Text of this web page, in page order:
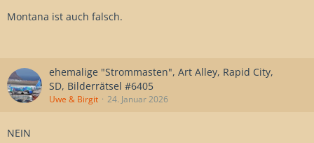
Montana ist auch falsch.
ehemalige "Strommasten", Art Alley, Rapid City,
SD, Bilderrätsel #6405
Uwe & Birgit 24. Januar 2026
NEIN